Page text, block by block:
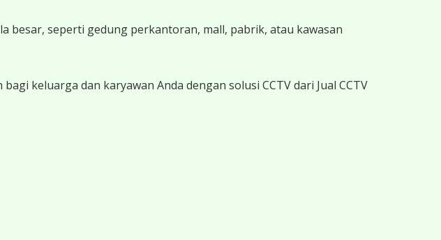
besar, seperti gedung perkantoran, mall, pabrik, atau kawasan
keluarga dan karyawan Anda dengan solusi CCTV dari Jual CCTV